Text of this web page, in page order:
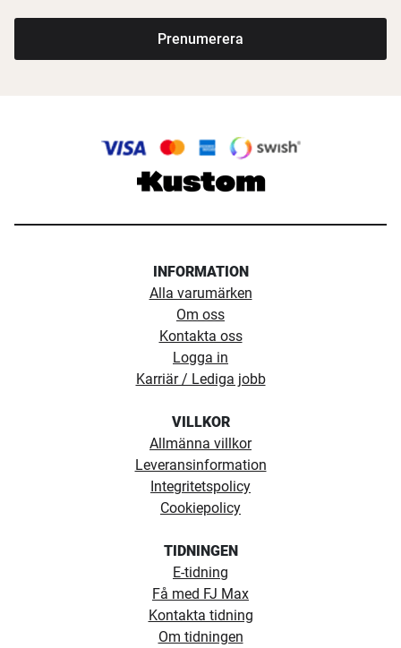
Prenumerera
INFORMATION
Alla varumärken
Om oss
Kontakta oss
Logga in
Karriär / Lediga jobb
VILLKOR
Allmänna villkor
Leveransinformation
Integritetspolicy
Cookiepolicy
TIDNINGEN
E-tidning
Få med FJ Max
Kontakta tidning
Om tidningen